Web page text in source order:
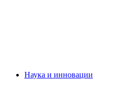
Наука и инновации